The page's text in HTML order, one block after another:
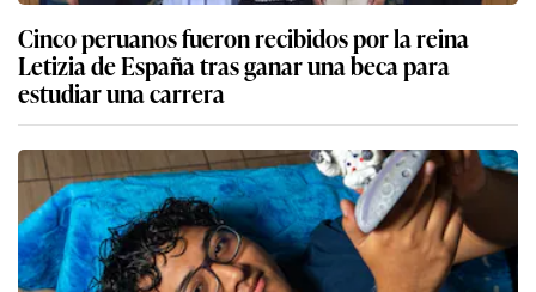
Cinco peruanos fueron recibidos por la reina
Letizia de España tras ganar una beca para
estudiar una carrera